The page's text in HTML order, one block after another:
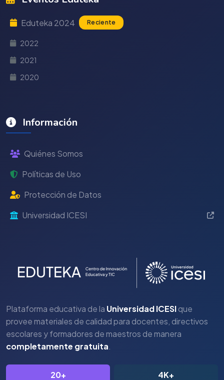
Eduteka 2024 Reciente
2022
2021
2020
Información
Quiénes Somos
Políticas de Uso
Protección de Datos
Universidad ICESI
Plataforma educativa de la Universidad ICESIque
provee materiales de calidad para docentes, directivos
escolares y formadores de maestros de manera
completamente gratuita.
20+ 4K+